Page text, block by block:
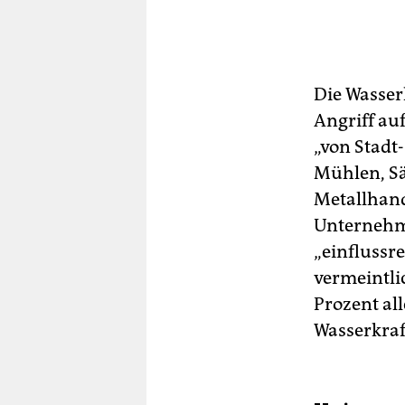
Die
Angriff
„von
Mühlen,
Prozent